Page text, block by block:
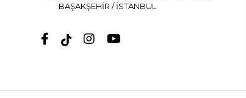
BAŞAKŞEHİR / İSTANBUL